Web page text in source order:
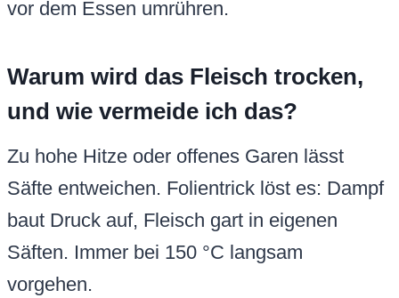
vor dem Essen umrühren.
Warum wird das Fleisch trocken,
und wie vermeide ich das?
Zu hohe Hitze oder offenes Garen lässt
Säfte entweichen. Folientrick löst es: Dampf
baut Druck auf, Fleisch gart in eigenen
Säften. Immer bei 150 °C langsam
vorgehen.